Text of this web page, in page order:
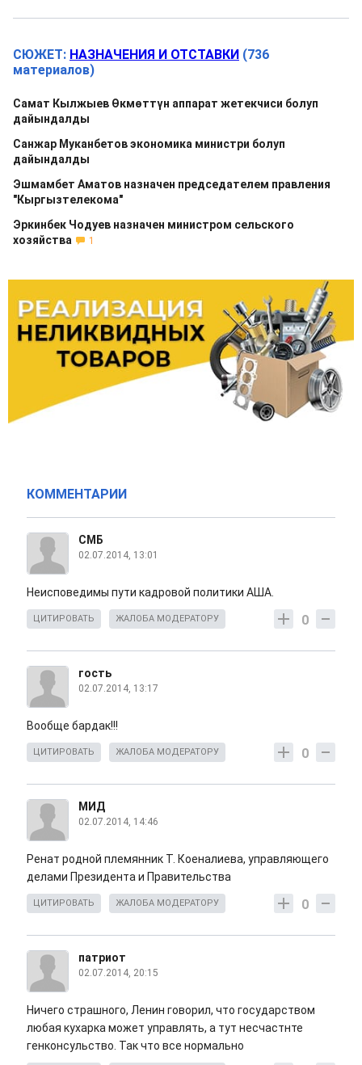
СЮЖЕТ: НАЗНАЧЕНИЯ И ОТСТАВКИ (736
материалов)
Самат Кылжыев Өкмөттүн аппарат жетекчиси болуп
дайындалды
Санжар Муканбетов экономика министри болуп
дайындалды
Эшмамбет Аматов назначен председателем правления
"Кыргызтелекома"
Эркинбек Чодуев назначен министром сельского
хозяйства
1
КОММЕНТАРИИ
СМБ
02.07.2014, 13:01
Неисповедимы пути кадровой политики АША.
0
ЦИТИРОВАТЬ ЖАЛОБА МОДЕРАТОРУ
гость
02.07.2014, 13:17
Вообще бардак!!!
0
ЦИТИРОВАТЬ ЖАЛОБА МОДЕРАТОРУ
МИД
02.07.2014, 14:46
Ренат родной племянник Т. Коеналиева, управляющего
делами Президента и Правительства
0
ЦИТИРОВАТЬ ЖАЛОБА МОДЕРАТОРУ
патриот
02.07.2014, 20:15
Ничего страшного, Ленин говорил, что государством
любая кухарка может управлять, а тут несчастнте
генконсульство. Так что все нормально